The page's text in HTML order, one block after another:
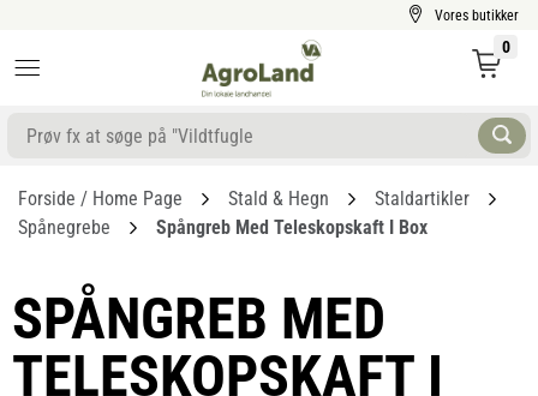
Vores butikker
0
Forside / Home Page Stald & Hegn
Staldartikler
Spånegrebe
Spångreb Med Teleskopskaft I Box
SPÅNGREB MED
TELESKOPSKAFT I